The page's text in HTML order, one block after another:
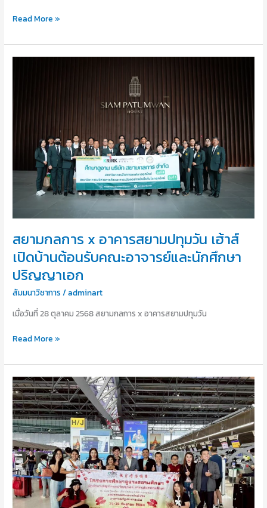
Read More »
สยามกลการ x อาคารสยามปทุมวัน เฮ้าส์
เปิดบ้านต้อนรับคณะอาจารย์และนักศึกษา
ปริญญาเอก
สัมมนาวิชาการ /adminart
เมื่อวันที่ 28 ตุลาคม 2568 สยามกลการ x อาคารสยามปทุมวัน
เปิด
ต้อนรับ
อาจารย์
และ
นักศึกษา
ปริญญา
เอก
Read More »
คณะ
ผู้
แทน
คณะ
ศิลปศาสตร์
มหาวิทยาลัย
เกริก
ประเทศไทย
เยือน
มหาวิทยาลัย